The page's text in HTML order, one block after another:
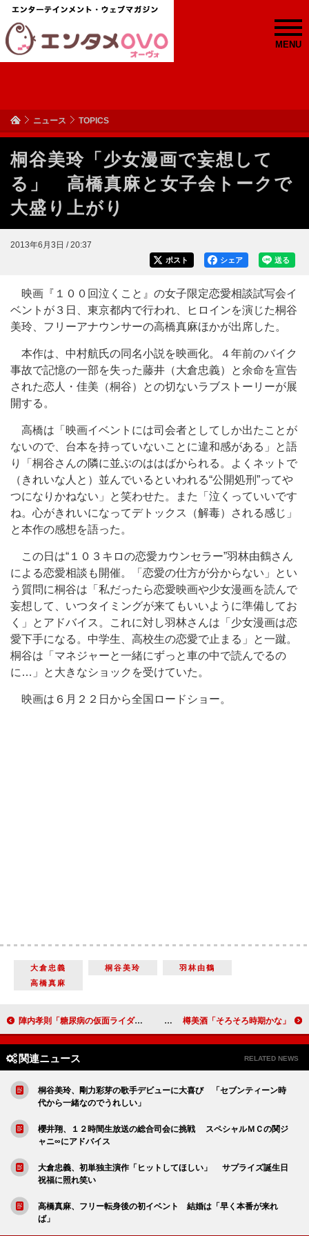
MENU
ニュース TOPICS
桐谷美玲「少女漫画で妄想して
る」 高橋真麻と女子会トークで
大盛り上がり
2013年6月3日 / 20:37
送る
シェア
ポスト
映画『１００回泣くこと』の女子限定恋愛相談試写会イ
ベントが３日、東京都内で行われ、ヒロインを演じた桐谷
美玲、フリーアナウンサーの高橋真麻ほかが出席した。
本作は、中村航氏の同名小説を映画化。４年前のバイク
事故で記憶の一部を失った藤井（大倉忠義）と余命を宣告
された恋人・佳美（桐谷）との切ないラブストーリーが展
開する。
高橋は「映画イベントには司会者としてしか出たことが
ないので、台本を持っていないことに違和感がある」と語
り「桐谷さんの隣に並ぶのははばかられる。よくネットで
（きれいな人と）並んでいるといわれる“公開処刑”ってや
つになりかねない」と笑わせた。また「泣くっていいです
ね。心がきれいになってデトックス（解毒）される感じ」
と本作の感想を語った。
この日は“１０３キロの恋愛カウンセラー”羽林由鶴さん
による恋愛相談も開催。「恋愛の仕方が分からない」とい
う質問に桐谷は「私だったら恋愛映画や少女漫画を読んで
妄想して、いつタイミングが来てもいいように準備してお
く」とアドバイス。これに対し羽林さんは「少女漫画は恋
愛下手になる。中学生、高校生の恋愛で止まる」と一蹴。
桐谷は「マネジャーと一緒にずっと車の中で読んでるの
に…」と大きなショックを受けていた。
映画は６月２２日から全国ロードショー。
大倉忠義 桐谷美玲
羽林由鶴
高橋真麻
陣内孝則「糖尿病の仮面ライダーって…」 “劇場版 仮面ライダー”にゲスト出演 金爆、バンド捨て“ハリウッド進出”に意気込み！？ 樽美酒「そろそろ時期かな」
関連ニュース RELATED NEWS
桐谷美玲、剛力彩芽の歌手デビューに大喜び 「セブンティーン時
代から一緒なのでうれしい」
櫻井翔、１２時間生放送の総合司会に挑戦 スペシャルＭＣの関ジ
ャニ∞にアドバイス
大倉忠義、初単独主演作「ヒットしてほしい」 サプライズ誕生日
祝福に照れ笑い
高橋真麻、フリー転身後の初イベント 結婚は「早く本番が来れ
ば」